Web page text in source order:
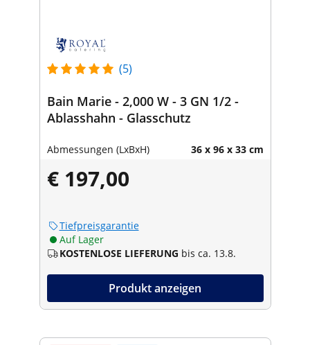
(5)
Bain Marie - 2,000 W - 3 GN 1/2 -
Ablasshahn - Glasschutz
Abmessungen (LxBxH) 36 x 96 x 33 cm
€ 197,00
Tiefpreisgarantie
Auf Lager
KOSTENLOSE LIEFERUNG bis ca. 13.8.
Produkt anzeigen